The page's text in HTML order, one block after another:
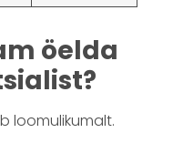
öelda
loomulikumalt.